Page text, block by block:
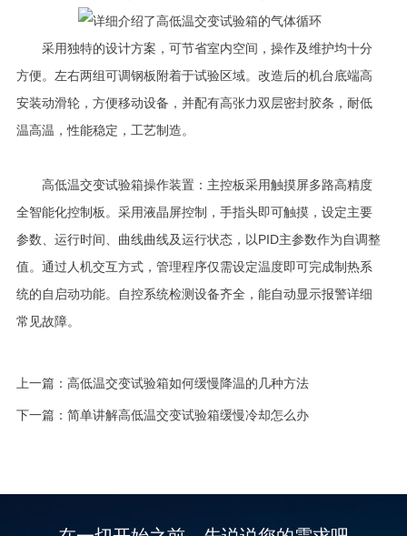
采用独特的设计方案，可节省室内空间，操作及维护均十分
方便。左右两组可调钢板附着于试验区域。改造后的机台底端高
安装动滑轮，方便移动设备，并配有高张力双层密封胶条，耐低
温高温，性能稳定，工艺制造。
高低温交变试验箱操作装置：主控板采用触摸屏多路高精度
全智能化控制板。采用液晶屏控制，手指头即可触摸，设定主要
参数、运行时间、曲线曲线及运行状态，以PID主参数作为自调整
值。通过人机交互方式，管理程序仅需设定温度即可完成制热系
统的自启动功能。自控系统检测设备齐全，能自动显示报警详细
常见故障。
上一篇： 高低温交变试验箱如何缓慢降温的几种方法
下一篇： 简单讲解高低温交变试验箱缓慢冷却怎么办